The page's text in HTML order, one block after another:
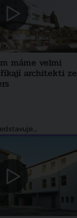
máme velmi
architekti ze